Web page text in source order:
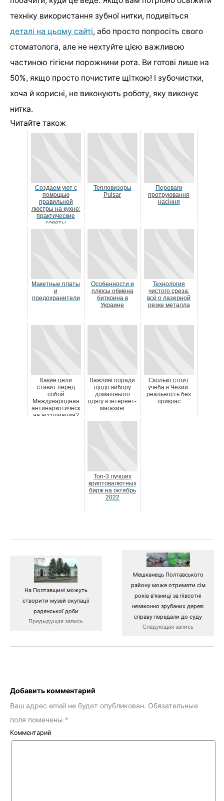
техніку використання зубної нитки, подивіться
деталі на цьому сайті, або просто попросіть свого
стоматолога, але не нехтуйте цією важливою
частиною гігієни порожнини рота. Ви готові лише на
50%, якщо просто почистите щіткою! І зубочистки,
хоча й корисні, не виконують роботу, яку виконує
нитка.
Читайте також
Создаем уют с
помощью
правильной
люстры на кухне:
практические
советы
Тепловизоры
Pulsar
Переваги
протруювання
насіння
Макетные платы
и
предохранители
Особенности и
плюсы обмена
биткоина в
Украине
Технология
чистого среза:
всё о лазерной
резке металла
Какие цели
ставит перед
собой
Международная
антинаркотическ
ая ассоциация?
Важливі поради
щодо вибору
домашнього
одягу в інтернет-
магазині
Сколько стоит
учёба в Чехии:
реальность без
прикрас
Топ-3 лучших
криптовалютных
бирж на октябрь
2022
На Полтавщині можуть
створити музей окупації
радянської доби
Предыдущая запись
Мешканець Полтавського
району може отримати сім
років в’язниці за півсотні
незаконно зрубаних дерев:
справу передали до суду
Следующая запись
Добавить комментарий
Ваш адрес email не будет опубликован. Обязательные
поля помечены *
Комментарий